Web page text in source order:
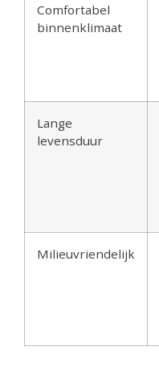
Comfortabel
binnenklimaat
Lange
levensduur
Milieuvriendelijk